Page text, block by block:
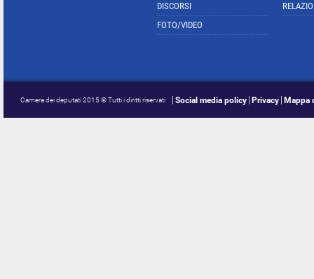
DISCORSI
FOTO/VIDEO
Camera dei deputati 2015 © Tutti i diritti riservati Social media policy Privacy Mappa